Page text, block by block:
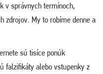
v správnych termínoch,
zdrojov. My to robíme denne a
sú tisíce ponúk
falzifikáty alebo vstupenky z